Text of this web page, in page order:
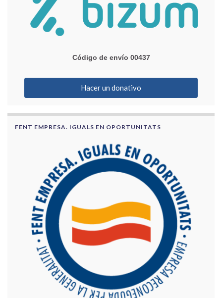
Código de envío 00437
Hacer un donativo
FENT EMPRESA. IGUALS EN OPORTUNITATS